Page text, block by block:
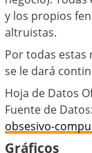
y los propios
altruistas.
Por todas estas
se le dará
Hoja de Datos
Fuente de Datos:
obsesivo-
Gráficos